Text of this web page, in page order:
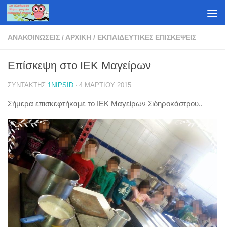
Skip to content
ΑΝΑΚΟΙΝΏΣΕΙΣ / ΑΡΧΙΚΉ / ΕΚΠΑΙΔΕΥΤΙΚΈΣ ΕΠΙΣΚΈΨΕΙΣ
Επίσκεψη στο ΙΕΚ Μαγείρων
ΣΥΝΤΆΚΤΗΣ 1NIPSID · 4 ΜΑΡΤΊΟΥ 2015
Σήμερα επισκεφτήκαμε το ΙΕΚ Μαγείρων Σιδηροκάστρου..